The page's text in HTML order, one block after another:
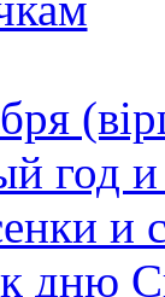
год
и
дню